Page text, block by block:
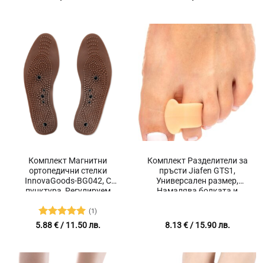
Комплект Магнитни
ортопедични стелки
InnovaGoods-BG042, С
пунктура, Регулируем
Повишават комфорта,
Отстраняват миризми,
Унисекс, 5 магнита,
кръвообращението, 2 броя
Оценено с
(1)
5.88€/ 11.50 лв.
Комплект Разделители за
пръсти Jiafen GTS1,
Универсален размер,
Намалява болката и
8.13€/ 15.90 лв.